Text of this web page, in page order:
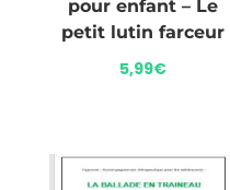
pour enfant – Le
petit lutin farceur
5,99€